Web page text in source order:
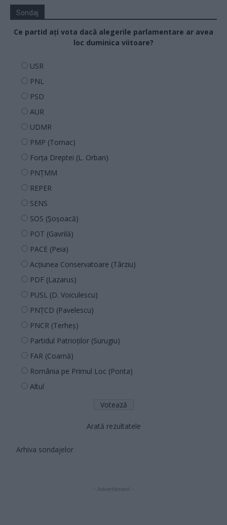
Sondaj
Ce partid ați vota dacă alegerile parlamentare ar avea
loc duminica viitoare?
USR
PNL
PSD
AUR
UDMR
PMP (Tomac)
Forța Dreptei (L. Orban)
PNȚMM
REPER
SENS
SOS (Șoșoacă)
POT (Gavrilă)
PACE (Peia)
Acțiunea Conservatoare (Târziu)
PDF (Lazarus)
PUSL (D. Voiculescu)
PNȚCD (Pavelescu)
PNCR (Terheș)
Partidul Patrioților (Surugiu)
FAR (Coarnă)
România pe Primul Loc (Ponta)
Altul
Arată rezultatele
Arhiva sondajelor
- Advertisment -